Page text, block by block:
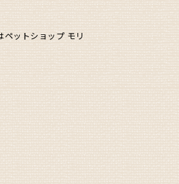
ペットショップ モリ